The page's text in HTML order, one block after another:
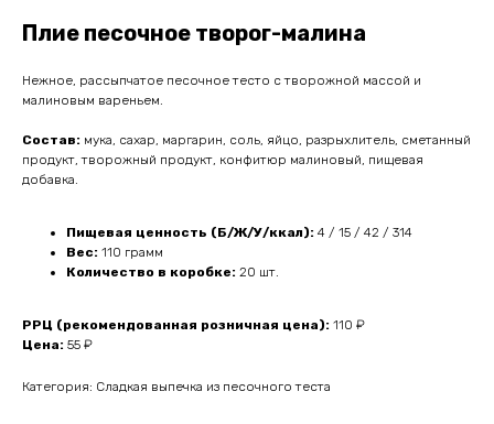
Плие песочное творог-малина
Нежное, рассыпчатое песочное тесто с творожной массой и
малиновым вареньем.
Состав: мука, сахар, маргарин, соль, яйцо, разрыхлитель, сметанный
продукт, творожный продукт, конфитюр малиновый, пищевая
добавка.
Пищевая ценность (Б/Ж/У/ккал): 4 / 15 / 42 / 314
Вес: 110 грамм
Количество в коробке: 20 шт.
РРЦ (рекомендованная розничная цена): 110 ₽
Цена: 55 ₽
Категория: Сладкая выпечка из песочного теста